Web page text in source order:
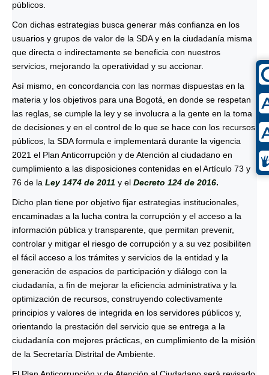
públicos.
Con dichas estrategias busca generar más confianza en los
usuarios y grupos de valor de la SDA y en la ciudadanía misma
que directa o indirectamente se beneficia con nuestros
servicios, mejorando la operatividad y su accionar.
Así mismo, en concordancia con las normas dispuestas en la
materia y los objetivos para una Bogotá, en donde se respetan
las reglas, se cumple la ley y se involucra a la gente en la toma
de decisiones y en el control de lo que se hace con los recursos
públicos, la SDA formula e implementará durante la vigencia
2021 el Plan Anticorrupción y de Atención al ciudadano en
cumplimiento a las disposiciones contenidas en el Artículo 73 y
76 de la Ley 1474 de 2011 y el Decreto 124 de 2016.
Dicho plan tiene por objetivo fijar estrategias institucionales,
encaminadas a la lucha contra la corrupción y el acceso a la
información pública y transparente, que permitan prevenir,
controlar y mitigar el riesgo de corrupción y a su vez posibiliten
el fácil acceso a los trámites y servicios de la entidad y la
generación de espacios de participación y diálogo con la
ciudadanía, a fin de mejorar la eficiencia administrativa y la
optimización de recursos, construyendo colectivamente
principios y valores de integrida en los servidores públicos y,
orientando la prestación del servicio que se entrega a la
ciudadanía con mejores prácticas, en cumplimiento de la misión
de la Secretaría Distrital de Ambiente.